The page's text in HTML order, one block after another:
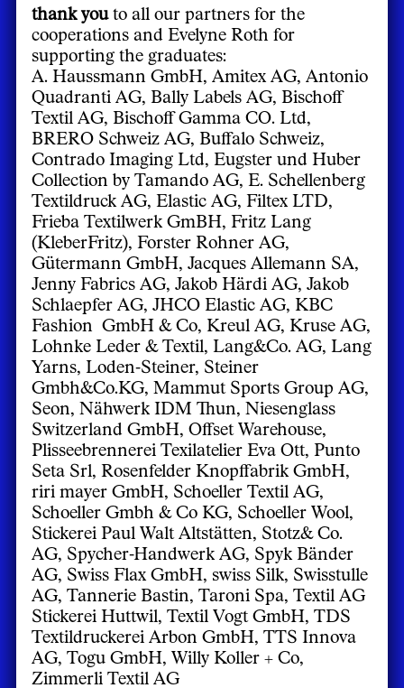
thank you to all our partners for the
cooperations and Evelyne Roth for
supporting the graduates:
A. Haussmann GmbH, Amitex AG, Antonio
Quadranti AG, Bally Labels AG, Bischoff
Textil AG, Bischoff Gamma CO. Ltd,
BRERO Schweiz AG, Buffalo Schweiz,
Contrado Imaging Ltd, Eugster und Huber
Collection by Tamando AG, E. Schellenberg
Textildruck AG, Elastic AG, Filtex LTD,
Frieba Textilwerk GmBH, Fritz Lang
(KleberFritz), Forster Rohner AG,
Gütermann GmbH, Jacques Allemann SA,
Jenny Fabrics AG, Jakob Härdi AG, Jakob
Schlaepfer AG, JHCO Elastic AG, KBC
Fashion GmbH & Co, Kreul AG, Kruse AG,
Lohnke Leder & Textil, Lang&Co. AG, Lang
Yarns, Loden-Steiner, Steiner
Gmbh&Co.KG, Mammut Sports Group AG,
Seon, Nähwerk IDM Thun, Niesenglass
Switzerland GmbH, Offset Warehouse,
Plisseebrennerei Texilatelier Eva Ott, Punto
Seta Srl, Rosenfelder Knopffabrik GmbH,
riri mayer GmbH, Schoeller Textil AG,
Schoeller Gmbh & Co KG, Schoeller Wool,
Stickerei Paul Walt Altstätten, Stotz& Co.
AG, Spycher-Handwerk AG, Spyk Bänder
AG, Swiss Flax GmbH, swiss Silk, Swisstulle
AG, Tannerie Bastin, Taroni Spa, Textil AG
Stickerei Huttwil, Textil Vogt GmbH, TDS
Textildruckerei Arbon GmbH, TTS Innova
AG, Togu GmbH, Willy Koller + Co,
Zimmerli Textil AG